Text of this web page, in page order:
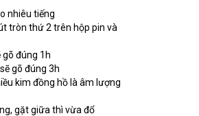
nhiêu tiếng
tròn thứ 2 trên hộp pin và
gõ đúng 1h
sẽ gõ đúng 3h
kim đồng hồ là âm lượng
gặt giữa thì vừa đổ